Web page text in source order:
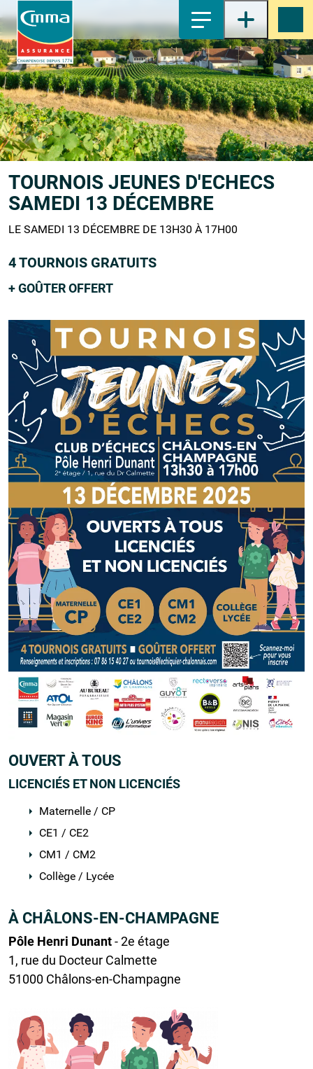
1- Contenu principal
2-Menu principal
3-Pied de page
4-Recherche
TOURNOIS JEUNES D'ECHECS
SAMEDI 13 DÉCEMBRE
LE SAMEDI 13 DÉCEMBRE DE 13H30 À 17H00
4 TOURNOIS GRATUITS
+ GOÛTER OFFERT
OUVERT À TOUS
LICENCIÉS ET NON LICENCIÉS
Maternelle / CP
CE1 / CE2
CM1 / CM2
Collège / Lycée
À CHÂLONS-EN-CHAMPAGNE
Pôle Henri Dunant- 2e étage
1, rue du Docteur Calmette
51000 Châlons-en-Champagne